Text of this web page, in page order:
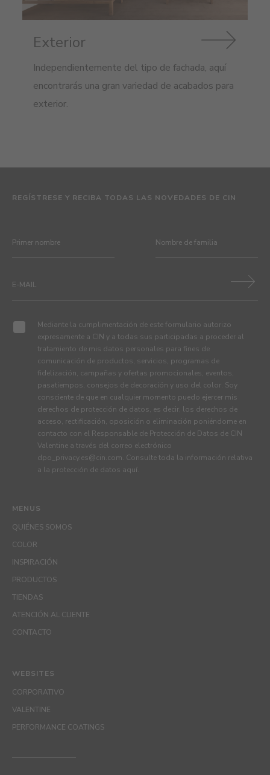
Exterior
Independientemente del tipo de fachada, aquí
encontrarás una gran variedad de acabados para
exterior.
MENUS
QUIÉNES SOMOS
COLOR
INSPIRACIÓN
PRODUCTOS
TIENDAS
ATENCIÓN AL CLIENTE
CONTACTO
REGÍSTRESE Y RECIBA TODAS LAS NOVEDADES DE CIN
Mediante la cumplimentación de este formulario autorizo
expresamente a CIN y a todas sus participadas a proceder al
tratamiento de mis datos personales para fines de
comunicación de productos, servicios, programas de
fidelización, campañas y ofertas promocionales, eventos,
pasatiempos, consejos de decoración y uso del color. Soy
consciente de que en cualquier momento puedo ejercer mis
derechos de protección de datos, es decir, los derechos de
acceso, rectificación, oposición o eliminación poniéndome en
contacto con el Responsable de Protección de Datos de CIN
Valentine a través del correo electrónico
dpo_privacy.es@cin.com. Consulte toda la información relativa
a la protección de datos aquí.
WEBSITES
CORPORATIVO
VALENTINE
PERFORMANCE COATINGS